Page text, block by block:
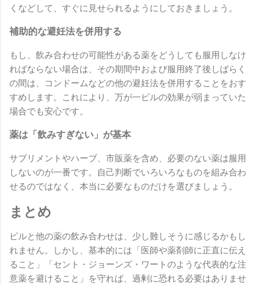
くなどして、すぐに見せられるようにしておきましょう。
補助的な避妊法を併用する
もし、飲み合わせの可能性がある薬をどうしても服用しなけ
ればならない場合は、その期間中および服用終了後しばらく
の間は、コンドームなどの他の避妊法を併用することをおす
すめします。これにより、万が一ピルの効果が弱まっていた
場合でも安心です。
薬は「飲みすぎない」が基本
サプリメントやハーブ、市販薬を含め、必要のない薬は服用
しないのが一番です。自己判断でいろいろなものを組み合わ
せるのではなく、本当に必要なものだけを選びましょう。
まとめ
ピルと他の薬の飲み合わせは、少し難しそうに感じるかもし
れません。しかし、基本的には「医師や薬剤師に正直に伝え
ること」「セント・ジョーンズ・ワートのような代表的な注
意薬を避けること」を守れば、過剰に恐れる必要はありませ